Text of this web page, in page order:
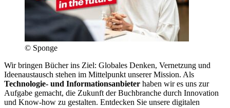
© Sponge
Wir bringen Bücher ins Ziel: Globales Denken, Vernetzung und
Ideenaustausch stehen im Mittelpunkt unserer Mission. Als
Technologie- und Informationsanbieter haben wir es uns zur
Aufgabe gemacht, die Zukunft der Buchbranche durch Innovation
und Know-how zu gestalten. Entdecken Sie unsere digitalen